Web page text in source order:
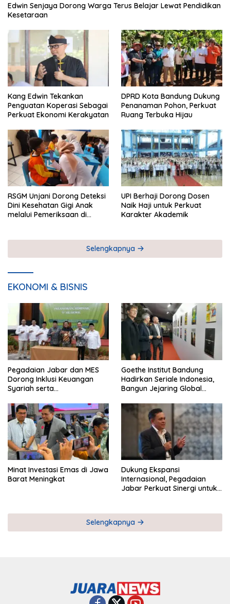
Edwin Senjaya Dorong Warga Terus Belajar Lewat Pendidikan
Kesetaraan
Kang Edwin Tekankan
Penguatan Koperasi Sebagai
Perkuat Ekonomi Kerakyatan
DPRD Kota Bandung Dukung
Penanaman Pohon, Perkuat
Ruang Terbuka Hijau
RSGM Unjani Dorong Deteksi
Dini Kesehatan Gigi Anak
melalui Pemeriksaan di
UPI Berhaji Dorong Dosen
Naik Haji untuk Perkuat
Karakter Akademik
Selengkapnya
EKONOMI & BISNIS
Pegadaian Jabar dan MES
Dorong Inklusi Keuangan
Syariah serta
Goethe Institut Bandung
Hadirkan Seriale Indonesia,
Bangun Jejaring Global
Minat Investasi Emas di Jawa
Barat Meningkat
Dukung Ekspansi
Internasional, Pegadaian
Jabar Perkuat Sinergi untuk
Selengkapnya